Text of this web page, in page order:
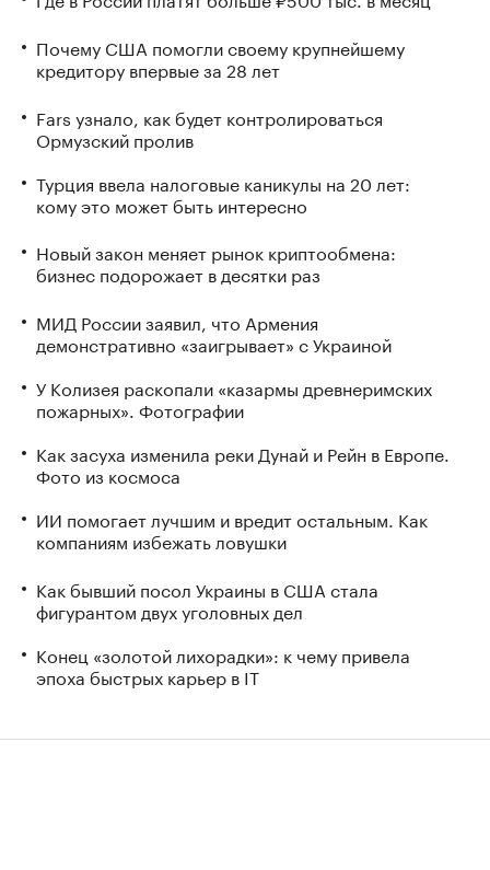
Почему США помогли своему крупнейшему
кредитору впервые за 28 лет
Fars узнало, как будет контролироваться
Ормузский пролив
Турция ввела налоговые каникулы на 20 лет:
кому это может быть интересно
Новый закон меняет рынок криптообмена:
бизнес подорожает в десятки раз
МИД России заявил, что Армения
демонстративно «заигрывает» с Украиной
У Колизея раскопали «казармы древнеримских
пожарных». Фотографии
Как засуха изменила реки Дунай и Рейн в Европе.
Фото из космоса
ИИ помогает лучшим и вредит остальным. Как
компаниям избежать ловушки
Как бывший посол Украины в США стала
фигурантом двух уголовных дел
Конец «золотой лихорадки»: к чему привела
эпоха быстрых карьер в IT